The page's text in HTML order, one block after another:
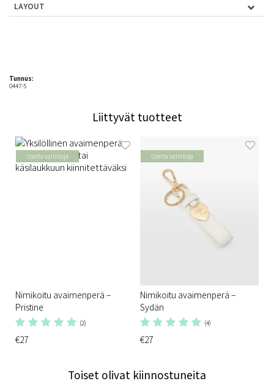
LAYOUT
Tunnus:
0447-5
Liittyvät tuotteet
Useita valintoja
Nimikoitu avaimenperä –
Pristine
(2)
€27
Useita valintoja
Nimikoitu avaimenperä –
Sydän
(4)
€27
Toiset olivat kiinnostuneita